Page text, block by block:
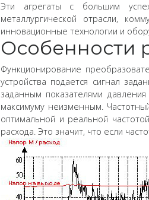
Эти агрегаты с большим
металлургической отрасли,
инновационные технологии и
Особенности
Функционирование
устройства подается сигнал
заданным показателями
максимуму неизменным.
оптимальной и реальной
расхода. Это значит, что если